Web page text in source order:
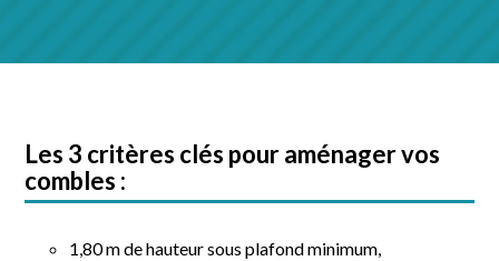
Les 3 critères clés pour aménager vos
combles :
1,80 m de hauteur sous plafond minimum,